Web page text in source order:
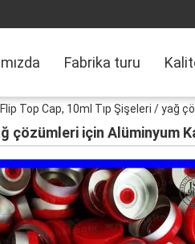
Fabrika turu
Top Cap, 10ml Tıp Şişeleri / yağ
çözümleri için Alüminyum